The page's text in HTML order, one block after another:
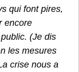
qui font pires,
encore
(Je dis
les mesures
crise nous a